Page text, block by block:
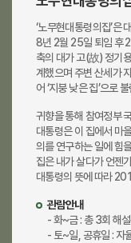
봉하마을 묘역
노란가게 대통
마옥당
‘노무현대통령의집’은
8년 2월 25일 퇴임 후
축의 대가 고(故) 정기
계했으며 주변 산세가
어 ‘지붕 낮은 집’으로
귀향을 통해 참여정부
대통령은 이 집에서 마
의를 연구하는 일에 힘
집은 내가 살다가 언젠
대통령의 뜻에 따라
관람안내
- 화~금 : 총 3회 해
- 토~일, 공휴일 :